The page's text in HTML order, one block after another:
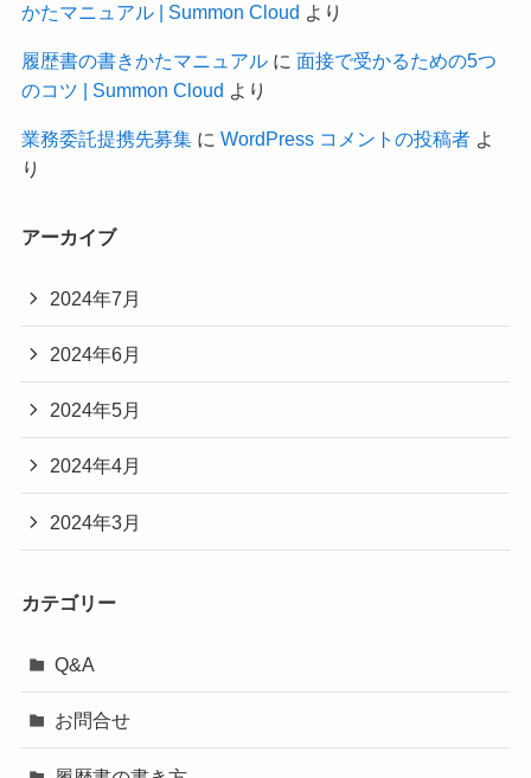
かたマニュアル | Summon Cloud より
履歴書の書きかたマニュアルに 面接で受かるための5つ
のコツ | Summon Cloud より
業務委託提携先募集に WordPress コメントの投稿者よ
り
アーカイブ
2024年7月
2024年6月
2024年5月
2024年4月
2024年3月
カテゴリー
Q&A
お問合せ